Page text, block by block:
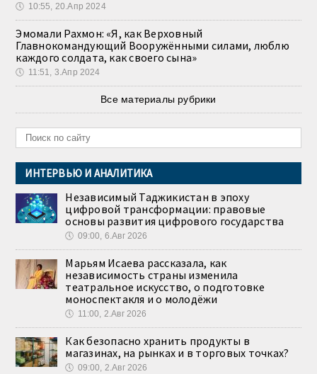
🕔 10:55, 20.Апр 2024
Эмомали Рахмон: «Я, как Верховный
Главнокомандующий Вооружёнными силами, люблю
каждого солдата, как своего сына»
🕔 11:51, 3.Апр 2024
Все материалы рубрики
ИНТЕРВЬЮ И АНАЛИТИКА
Независимый Таджикистан в эпоху
цифровой трансформации: правовые
основы развития цифрового государства
🕔 09:00, 6.Авг 2026
Марьям Исаева рассказала, как
независимость страны изменила
театральное искусство, о подготовке
моноспектакля и о молодёжи
🕔 11:00, 2.Авг 2026
Как безопасно хранить продукты в
магазинах, на рынках и в торговых точках?
🕔 09:00, 2.Авг 2026